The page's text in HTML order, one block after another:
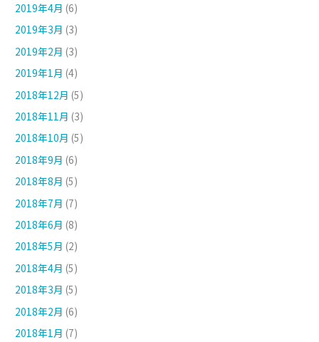
2019年4月 (6)
2019年3月 (3)
2019年2月 (3)
2019年1月 (4)
2018年12月 (5)
2018年11月 (3)
2018年10月 (5)
2018年9月 (6)
2018年8月 (5)
2018年7月 (7)
2018年6月 (8)
2018年5月 (2)
2018年4月 (5)
2018年3月 (5)
2018年2月 (6)
2018年1月 (7)